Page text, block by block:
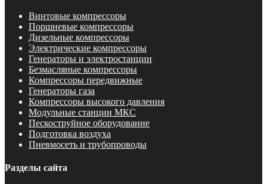
Винтовые компрессоры
Поршневые компрессоры
Дизельные компрессоры
Электрические компрессоры
Генераторы и электростанции
Безмасляные компрессоры
Компрессоры передвижные
Генераторы газа
Компрессоры высокого давления
Модульные станции МКС
Пескоструйное оборудование
Подготовка воздуха
Пневмосеть и трубопроводы
Разделы сайта